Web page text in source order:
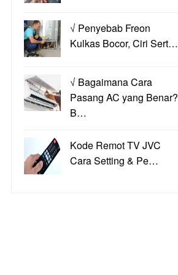
√ Penyebab Freon
Kulkas Bocor, Ciri Sert…
√ Bagaimana Cara
Pasang AC yang Benar?
B…
Kode Remot TV JVC
Cara Setting & Pe…